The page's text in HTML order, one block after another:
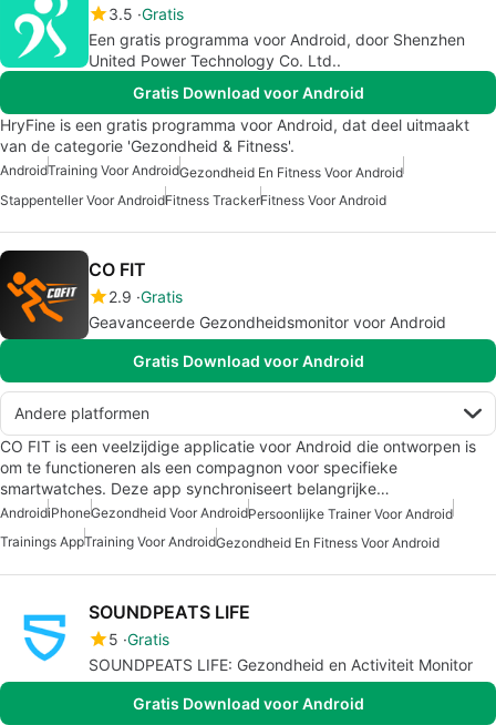
3.5 Gratis
Een gratis programma voor Android, door Shenzhen
United Power Technology Co. Ltd..
Gratis Download voor Android
HryFine is een gratis programma voor Android, dat deel uitmaakt
van de categorie 'Gezondheid & Fitness'.
AndroidTraining Voor AndroidGezondheid En Fitness Voor Android
Stappenteller Voor AndroidFitness TrackerFitness Voor Android
CO FIT
2.9 Gratis
Geavanceerde Gezondheidsmonitor voor Android
Gratis Download voor Android
Andere platformen
CO FIT is een veelzijdige applicatie voor Android die ontworpen is
om te functioneren als een compagnon voor specifieke
smartwatches. Deze app synchroniseert belangrijke…
AndroidiPhoneGezondheid Voor AndroidPersoonlijke Trainer Voor Android
Trainings AppTraining Voor AndroidGezondheid En Fitness Voor Android
SOUNDPEATS LIFE
5 Gratis
SOUNDPEATS LIFE: Gezondheid en Activiteit Monitor
Gratis Download voor Android